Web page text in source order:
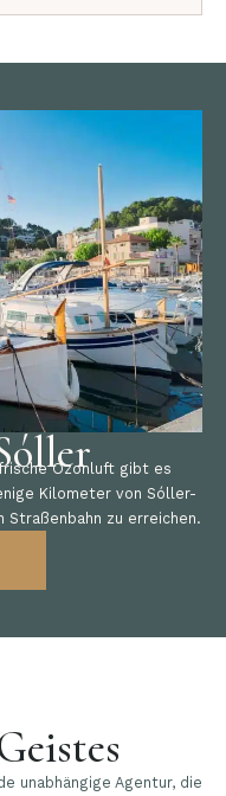
Ozonluft gibt es
Kilometer von Sóller-
zu erreichen.
unabhängige Agentur, die